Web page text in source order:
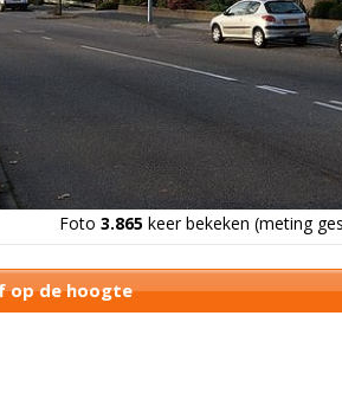
Foto 3.865keer bekeken (meting
op de hoogte